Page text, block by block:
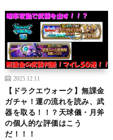
2025.12.11
【ドラクエウォーク】無課金
ガチャ！運の流れを読み、武
器を取る！！？天球儀・月斧
の個人的な評価はこう
だ！！！